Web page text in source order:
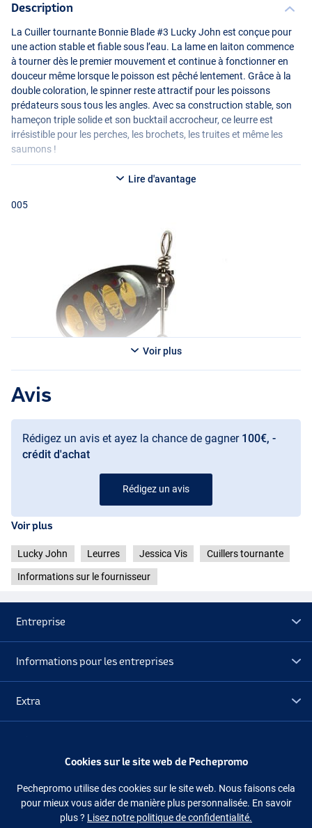
008
008
010
Description
La Cuiller tournante Bonnie Blade #3 Lucky John est conçue pour
une action stable et fiable sous l’eau. La lame en laiton commence
à tourner dès le premier mouvement et continue à fonctionner en
douceur même lorsque le poisson est pêché lentement. Grâce à la
double coloration, le spinner reste attractif pour les poissons
prédateurs sous tous les angles. Avec sa construction stable, son
hameçon triple solide et son bucktail accrocheur, ce leurre est
irrésistible pour les perches, les brochets, les truites et même les
saumons !
Lire d'avantage
005
005
Voir plus
Avis
Rédigez un avis et ayez la chance de gagner 100€, -
crédit d'achat
Rédigez un avis
Voir plus
Lucky John Leurres Jessica Vis Cuillers tournante
Informations sur le fournisseur
Entreprise
Informations pour les entreprises
Extra
Suivez-nous Facebook Instagram
Cookies sur le site web de Pechepromo
Pechepromo utilise des cookies sur le site web. Nous faisons cela
pour mieux vous aider de manière plus personnalisée. En savoir
plus ? Lisez notre politique de confidentialité.